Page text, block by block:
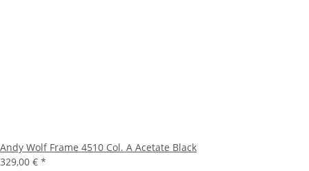
Andy Wolf Frame 4510 Col. A Acetate Black
329,00 € *